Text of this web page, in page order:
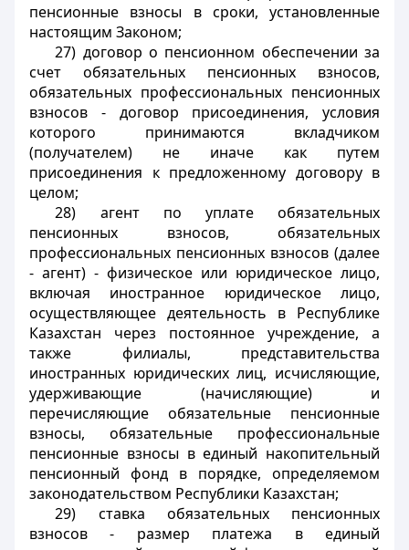
пенсионные взносы в сроки, установленные
настоящим Законом;
27) договор о пенсионном обеспечении за
счет обязательных пенсионных взносов,
обязательных профессиональных пенсионных
взносов - договор присоединения, условия
которого принимаются вкладчиком
(получателем) не иначе как путем
присоединения к предложенному договору в
целом;
28) агент по уплате обязательных
пенсионных взносов, обязательных
профессиональных пенсионных взносов (далее
- агент) - физическое или юридическое лицо,
включая иностранное юридическое лицо,
осуществляющее деятельность в Республике
Казахстан через постоянное учреждение, а
также филиалы, представительства
иностранных юридических лиц, исчисляющие,
удерживающие (начисляющие) и
перечисляющие обязательные пенсионные
взносы, обязательные профессиональные
пенсионные взносы в единый накопительный
пенсионный фонд в порядке, определяемом
законодательством Республики Казахстан;
29) ставка обязательных пенсионных
взносов - размер платежа в единый